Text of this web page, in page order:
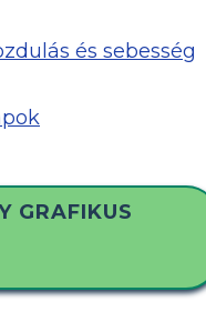
és sebesség
GRAFIKUS